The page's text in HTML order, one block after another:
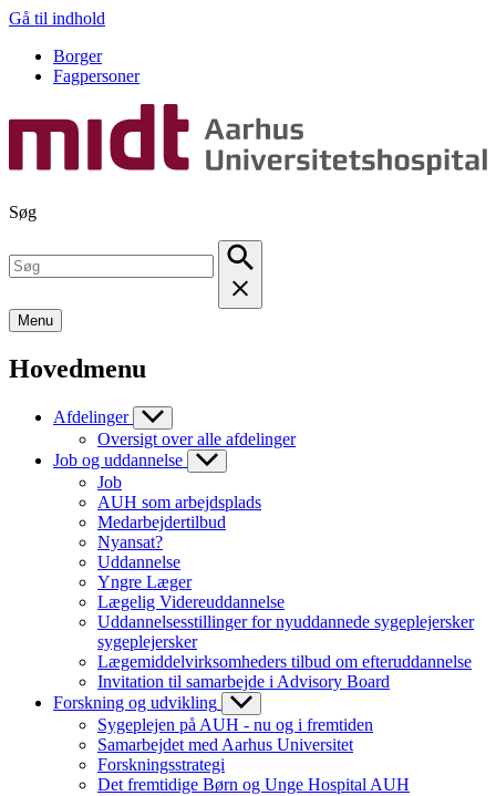
Gå til indhold
Borger
Fagpersoner
Søg
Menu
Hovedmenu
Afdelinger
Oversigt over alle afdelinger
Job og uddannelse
Job
AUH som arbejdsplads
Medarbejdertilbud
Nyansat?
Uddannelse
Yngre Læger
Lægelig Videreuddannelse
Uddannelsesstillinger for nyuddannede sygeplejersker
sygeplejersker
Lægemiddelvirksomheders tilbud om efteruddannelse
Invitation til samarbejde i Advisory Board
Forskning og udvikling
Sygeplejen på AUH - nu og i fremtiden
Samarbejdet med Aarhus Universitet
Forskningsstrategi
Det fremtidige Børn og Unge Hospital AUH